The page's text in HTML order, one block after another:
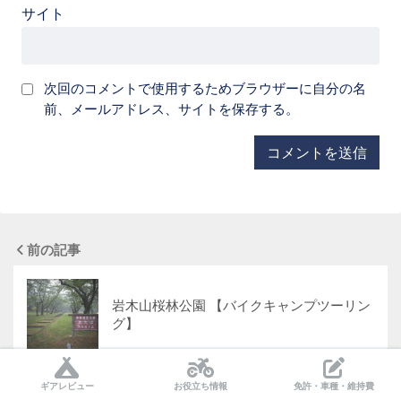
サイト
次回のコメントで使用するためブラウザーに自分の名
前、メールアドレス、サイトを保存する。
前の記事
岩木山桜林公園 【バイクキャンプツーリン
グ】
ギアレビュー お役立ち情報 免許・車種・維持費